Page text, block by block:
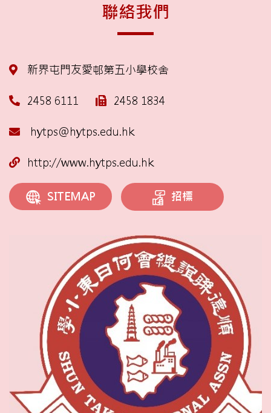
聯絡我們
新界屯門友愛邨第五小學校舍
2458 6111 2458 1834
hytps@hytps.edu.hk
http://www.hytps.edu.hk
SITEMAP 招標